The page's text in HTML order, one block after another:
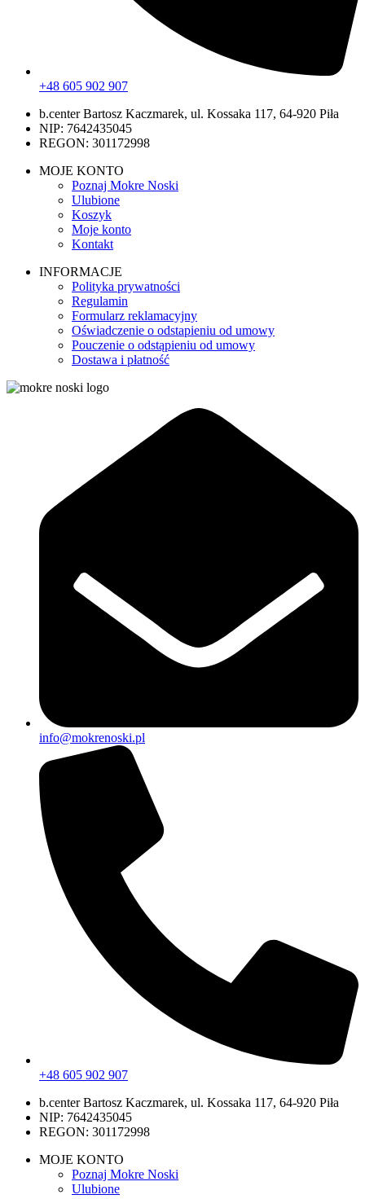
+48 605 902 907
b.center Bartosz Kaczmarek, ul. Kossaka 117, 64-920 Piła
NIP: 7642435045
REGON: 301172998
MOJE KONTO
Poznaj Mokre Noski
Ulubione
Koszyk
Moje konto
Kontakt
INFORMACJE
Polityka prywatności
Regulamin
Formularz reklamacyjny
Oświadczenie o odstapieniu od umowy
Pouczenie o odstąpieniu od umowy
Dostawa i płatność
info@mokrenoski.pl
+48 605 902 907
b.center Bartosz Kaczmarek, ul. Kossaka 117, 64-920 Piła
NIP: 7642435045
REGON: 301172998
MOJE KONTO
Poznaj Mokre Noski
Ulubione